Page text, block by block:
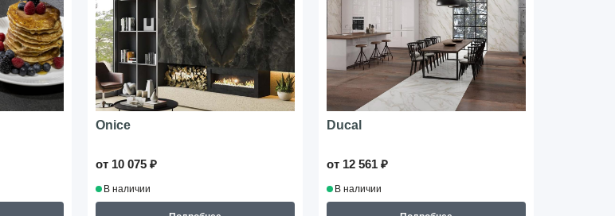
Onice
от 10 075 ₽
В наличии
Ducal
от 12 561 ₽
В наличии